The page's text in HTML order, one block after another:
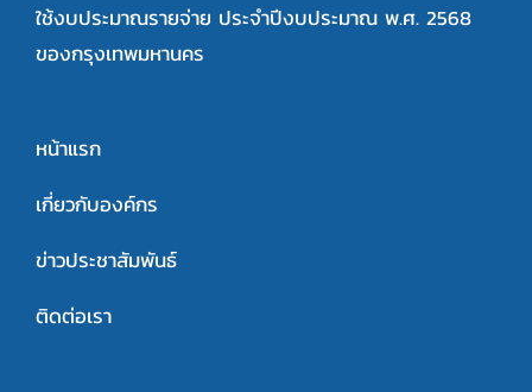
ใช้งบประมาณรายจ่าย ประจำปีงบประมาณ พ.ศ. 2568
ของกรุงเทพมหานคร
หน้าแรก
เกี่ยวกับองค์กร
ข่าวประชาสัมพันธ์
ติดต่อเรา